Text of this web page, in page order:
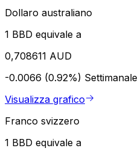
Dollaro australiano
1 BBD equivale a
0,708611 AUD
-0.0066 (0.92%) Settimanale
Visualizza grafico
Franco svizzero
1 BBD equivale a